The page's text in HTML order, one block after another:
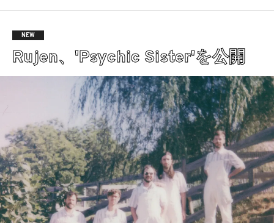
NEW
Rujen、'Psychic Sister'を公開